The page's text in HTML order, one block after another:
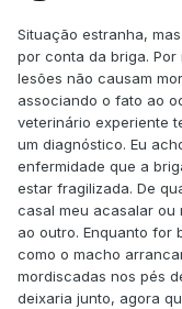
Situação estranha,
por conta da briga.
lesões não causam
associando o fato ao
veterinário experiente
um diagnóstico. Eu
enfermidade que a
estar fragilizada. De
casal meu acasalar ou
ao outro. Enquanto for
como o macho
mordiscadas nos pés
deixaria junto, agora